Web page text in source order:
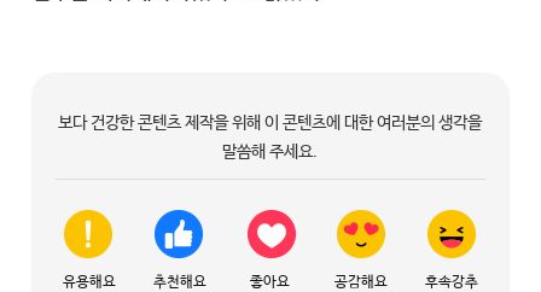
보다 건강한 콘텐츠 제작을 위해 이 콘텐츠에 대한 여러분의 생각을
말씀해 주세요.
유용해요 추천해요 좋아요 공감해요 후속강추